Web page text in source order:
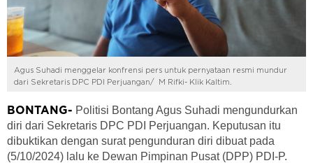
Agus Suhadi menggelar konfrensi pers untuk pernyataan resmi mundur
dari Sekretaris DPC PDI Perjuangan/ M Rifki- Klik Kaltim.
BONTANG- Politisi Bontang Agus Suhadi mengundurkan
diri dari Sekretaris DPC PDI Perjuangan. Keputusan itu
dibuktikan dengan surat pengunduran diri dibuat pada
(5/10/2024) lalu ke Dewan Pimpinan Pusat (DPP) PDI-P.